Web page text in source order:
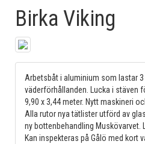
Birka Viking
Arbetsbåt i aluminium som lastar
väderförhållanden. Lucka i stäven
9,90 x 3,44 meter. Nytt maskineri
Alla rutor nya tätlister utförd av
ny bottenbehandling Muskövarvet.
Kan inspekteras på Gålö med kort